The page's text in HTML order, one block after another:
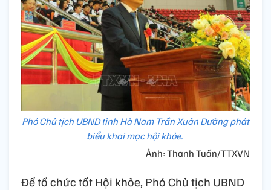
Phó Chủ tịch UBND tỉnh Hà Nam Trần Xuân Dưỡng phát
biểu khai mạc hội khỏe.
Ảnh: Thanh Tuấn/TTXVN
Để tổ chức tốt Hội khỏe, Phó Chủ tịch UBND